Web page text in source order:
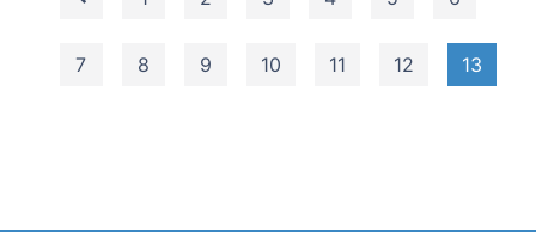
7 8 9 10 11 12 13